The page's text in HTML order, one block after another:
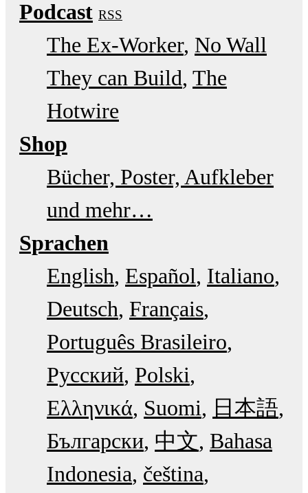
Podcast RSS
The Ex-Worker No Wall
They can Build The
Hotwire
Shop
Bücher, Poster, Aufkleber
und mehr…
Sprachen
English Español Italiano
Deutsch Français
Português Brasileiro
Русский Polski
Ελληνικά Suomi
日本語
Български 中文 Bahasa
Indonesia čeština